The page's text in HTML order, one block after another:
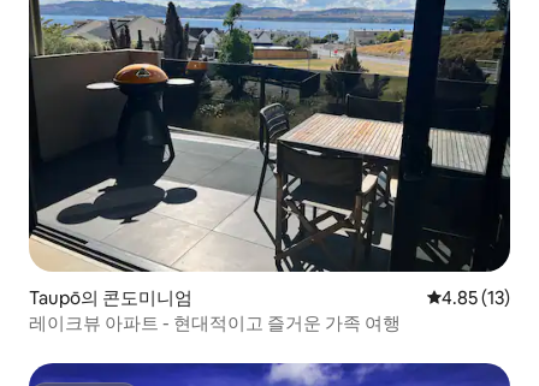
Taupō의 콘도미니엄 평점 4.85점
4.85 (13)
레이크뷰 아파트 - 현대적이고 즐거운 가족 여행